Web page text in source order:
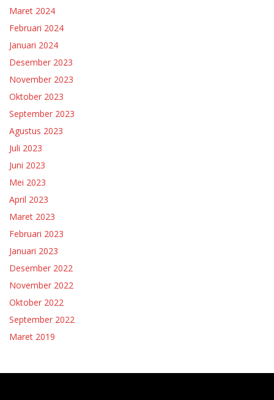
Maret 2024
Februari 2024
Januari 2024
Desember 2023
November 2023
Oktober 2023
September 2023
Agustus 2023
Juli 2023
Juni 2023
Mei 2023
April 2023
Maret 2023
Februari 2023
Januari 2023
Desember 2022
November 2022
Oktober 2022
September 2022
Maret 2019